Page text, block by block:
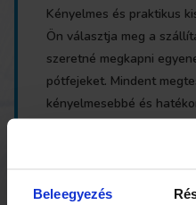
Beleegyezés
Kényelmes és praktikus
Ön választja meg a
szeretné megkapni
pótfejeket. Mindent
kényelmesebbé és
Próbálja ki bemutató
0 Ft + 1 590 Ft posta- és